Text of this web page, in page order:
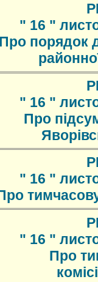
" 16 "
Про порядок
" 16 "
Про
" 16 "
" 16 "
Про